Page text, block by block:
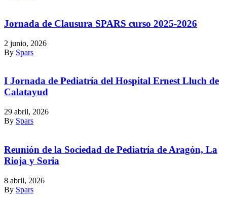
Jornada de Clausura SPARS curso 2025-2026
2 junio, 2026
By Spars
I Jornada de Pediatría del Hospital Ernest Lluch de
Calatayud
29 abril, 2026
By Spars
Reunión de la Sociedad de Pediatría de Aragón, La
Rioja y Soria
8 abril, 2026
By Spars